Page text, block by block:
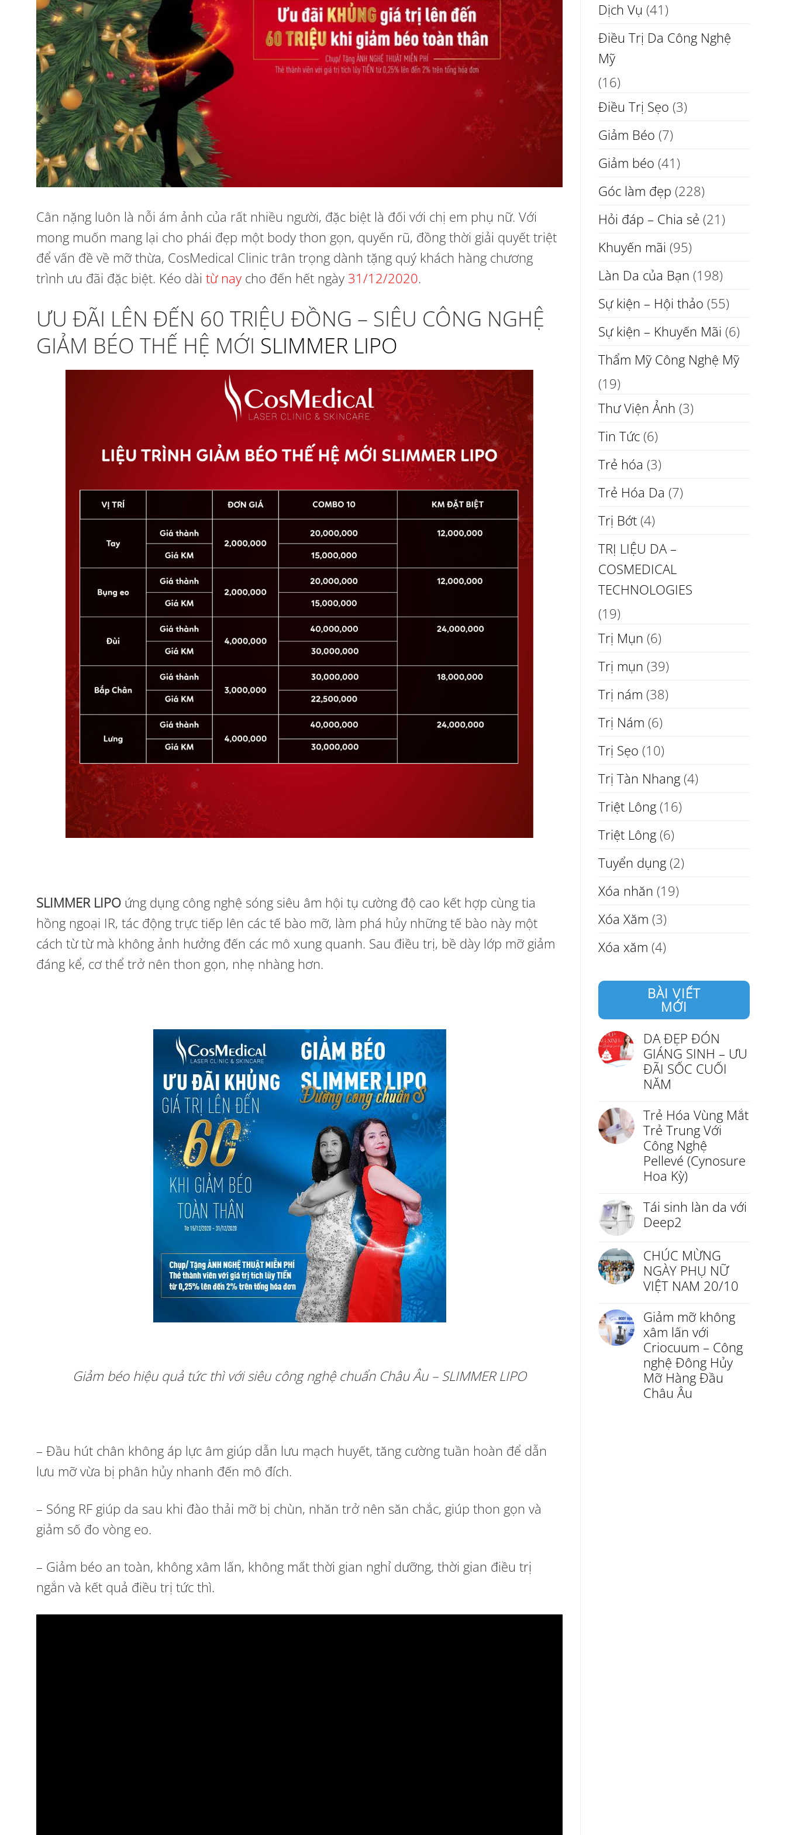
Cân nặng luôn là nỗi ám ảnh của rất nhiều người, đặc biệt là đối với chị em phụ nữ. Với
mong muốn mang lại cho phái đẹp một body thon gọn, quyến rũ, đồng thời giải quyết triệt
để vấn đề về mỡ thừa, CosMedical Clinic trân trọng dành tặng quý khách hàng chương
trình ưu đãi đặc biệt. Kéo dài từ nay cho đến hết ngày 31/12/2020.
ƯU ĐÃI LÊN ĐẾN 60 TRIỆU ĐỒNG – SIÊU CÔNG NGHỆ
GIẢM BÉO THẾ HỆ MỚI SLIMMER LIPO
SLIMMER LIPO ứng dụng công nghệ sóng siêu âm hội tụ cường độ cao kết hợp cùng tia
hồng ngoại IR, tác động trực tiếp lên các tế bào mỡ, làm phá hủy những tế bào này một
cách từ từ mà không ảnh hưởng đến các mô xung quanh. Sau điều trị, bề dày lớp mỡ giảm
đáng kể, cơ thể trở nên thon gọn, nhẹ nhàng hơn.
Giảm béo hiệu quả tức thì với siêu công nghệ chuẩn Châu Âu – SLIMMER LIPO
– Đầu hút chân không áp lực âm giúp dẫn lưu mạch huyết, tăng cường tuần hoàn để dẫn
lưu mỡ vừa bị phân hủy nhanh đến mô đích.
– Sóng RF giúp da sau khi đào thải mỡ bị chùn, nhăn trở nên săn chắc, giúp thon gọn và
giảm số đo vòng eo.
– Giảm béo an toàn, không xâm lấn, không mất thời gian nghỉ dưỡng, thời gian điều trị
ngắn và kết quả điều trị tức thì.
Dịch Vụ (41)
Điều Trị Da Công Nghệ
Mỹ
(16)
Điều Trị Sẹo (3)
Giảm Béo (7)
Giảm béo (41)
Góc làm đẹp (228)
Hỏi đáp – Chia sẻ (21)
Khuyến mãi (95)
Làn Da của Bạn (198)
Sự kiện – Hội thảo (55)
Sự kiện – Khuyến Mãi (6)
Thẩm Mỹ Công Nghệ Mỹ
(19)
Thư Viện Ảnh (3)
Tin Tức (6)
Trẻ hóa (3)
Trẻ Hóa Da (7)
Trị Bớt (4)
TRỊ LIỆU DA –
COSMEDICAL
TECHNOLOGIES
(19)
Trị Mụn (6)
Trị mụn (39)
Trị nám (38)
Trị Nám (6)
Trị Sẹo (10)
Trị Tàn Nhang (4)
Triệt Lông (16)
Triệt Lông (6)
Tuyển dụng (2)
Xóa nhăn (19)
Xóa Xăm (3)
Xóa xăm (4)
BÀI VIẾT
MỚI
DA ĐẸP ĐÓN
GIÁNG SINH – ƯU
ĐÃI SỐC CUỐI
NĂM
Trẻ Hóa Vùng Mắt
Trẻ Trung Với
Công Nghệ
Pellevé (Cynosure
Hoa Kỳ)
Tái sinh làn da với
Deep2
CHÚC MỪNG
NGÀY PHỤ NỮ
VIỆT NAM 20/10
Giảm mỡ không
xâm lấn với
Criocuum – Công
nghệ Đông Hủy
Mỡ Hàng Đầu
Châu Âu